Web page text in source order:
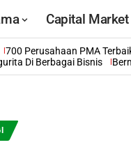
Capital Market
700 Perusahaan PMA
Di Berbagai Bisnis